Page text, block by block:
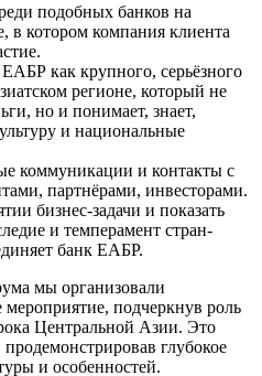
подобных банков на
котором компания клиента
как крупного, серьёзного
регионе, который не
но и понимает, знает,
и национальные
коммуникации и контакты с
партнёрами, инвесторами.
бизнес-задачи и показать
и темперамент стран-
банк ЕАБР.
мы организовали
мероприятие, подчеркнув роль
Центральной Азии. Это
глубокое
и особенностей.